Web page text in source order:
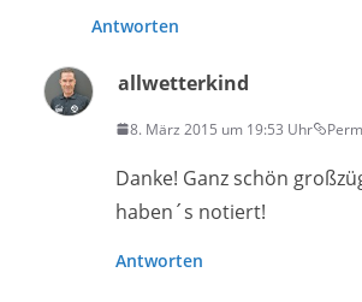
Antworten
allwetterkind
8. März 2015 um 19:53 Uhr
Danke! Ganz schön
haben´s notiert!
Antworten